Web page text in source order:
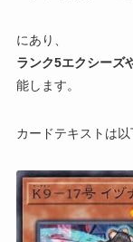
にあり、
ランク5エクシーズ
能します。
カードテキストは以